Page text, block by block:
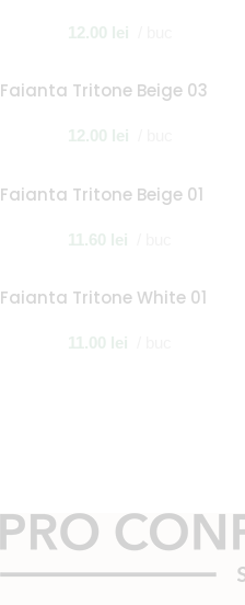
12.00 lei
Faianta Tritone Beige 03
12.00 lei
Faianta Tritone Beige 01
11.60 lei
Faianta Tritone White 01
11.00 lei